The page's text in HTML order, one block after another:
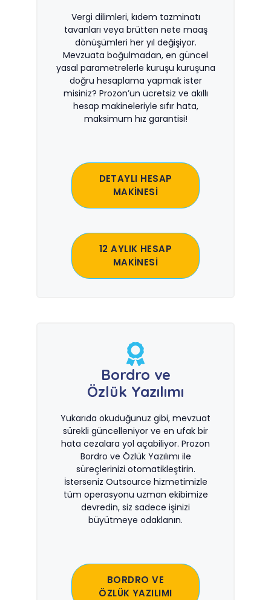
Vergi dilimleri, kıdem tazminatı
tavanları veya brütten nete maaş
dönüşümleri her yıl değişiyor.
Mevzuata boğulmadan, en güncel
yasal parametrelerle kuruşu kuruşuna
doğru hesaplama yapmak ister
misiniz? Prozon’un ücretsiz ve akıllı
hesap makineleriyle sıfır hata,
maksimum hız garantisi!
DETAYLI HESAP
MAKİNESİ
12 AYLIK HESAP
MAKİNESİ
Bordro ve
Özlük Yazılımı
Yukarıda okuduğunuz gibi, mevzuat
sürekli güncelleniyor ve en ufak bir
hata cezalara yol açabiliyor. Prozon
Bordro ve Özlük Yazılımı ile
süreçlerinizi otomatikleştirin.
İsterseniz Outsource hizmetimizle
tüm operasyonu uzman ekibimize
devredin, siz sadece işinizi
büyütmeye odaklanın.
BORDRO VE
ÖZLÜK YAZILIMI